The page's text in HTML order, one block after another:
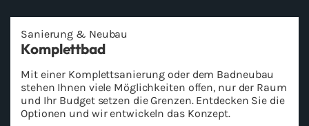
Sa­nie­rung & Neu­bau
Kom­plett­bad
Mit einer Kom­plett­sa­nie­rung oder dem Bad­neu­bau
ste­hen Ihnen viele Mög­lich­kei­ten offen, nur der Raum
und Ihr Bud­get set­zen die Gren­zen. Ent­de­cken Sie die
Op­tio­nen und wir ent­wi­ckeln das Kon­zept.